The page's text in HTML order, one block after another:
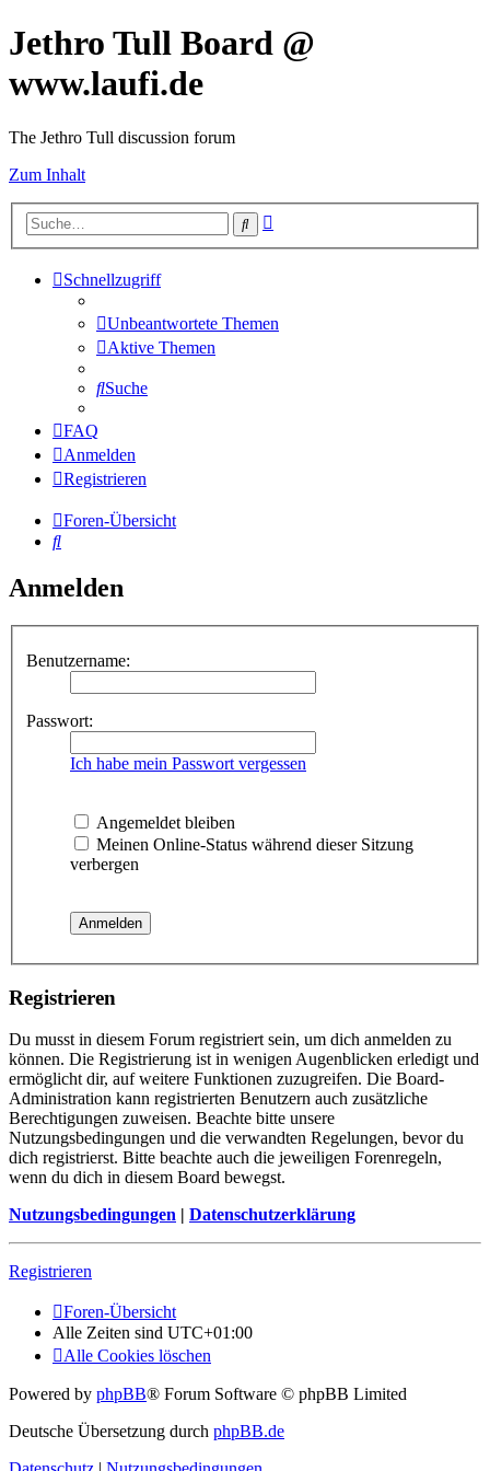
Jethro Tull Board @
www.laufi.de
The Jethro Tull discussion forum
Zum Inhalt
Suche
Schnellzugriff
Unbeantwortete Themen
Aktive Themen
Suche
FAQ
Anmelden
Registrieren
Foren-Übersicht
Suche
Anmelden
Benutzername:
Passwort:
Ich habe mein Passwort vergessen
Angemeldet bleiben
Meinen Online-Status während dieser Sitzung
verbergen
Registrieren
Du musst in diesem Forum registriert sein, um dich anmelden zu
können. Die Registrierung ist in wenigen Augenblicken erledigt und
ermöglicht dir, auf weitere Funktionen zuzugreifen. Die Board-
Administration kann registrierten Benutzern auch zusätzliche
Berechtigungen zuweisen. Beachte bitte unsere
Nutzungsbedingungen und die verwandten Regelungen, bevor du
dich registrierst. Bitte beachte auch die jeweiligen Forenregeln,
wenn du dich in diesem Board bewegst.
Nutzungsbedingungen | Datenschutzerklärung
Registrieren
Foren-Übersicht
Alle Zeiten sind UTC+01:00
Alle Cookies löschen
Powered by phpBB® Forum Software © phpBB Limited
Deutsche Übersetzung durch phpBB.de